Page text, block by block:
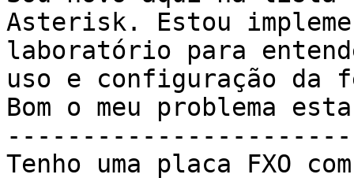
Asterisk. Estou
laboratório para
uso e configuração da
Bom o meu problema
Tenho uma placa FXO